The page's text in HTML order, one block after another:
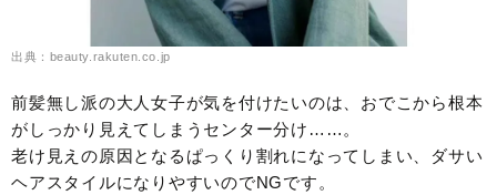
出典：beauty.rakuten.co.jp
前髪無し派の大人女子が気を付けたいのは、おでこから根本
がしっかり見えてしまうセンター分け……。
老け見えの原因となるぱっくり割れになってしまい、ダサい
ヘアスタイルになりやすいのでNGです。